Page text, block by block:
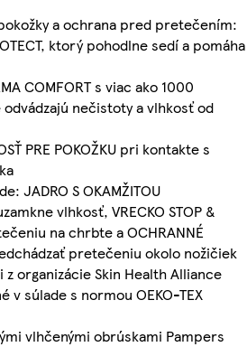
a ochrana pred pretečením:
ktorý pohodlne sedí a pomáha
COMFORT s viac ako 1000
odvádzajú nečistoty a vlhkosť od
PRE POKOŽKU pri kontakte s
JADRO S OKAMŽITOU
vlhkosť, VRECKO STOP &
na chrbte a OCHRANNÉ
pretečeniu okolo nožičiek
organizácie Skin Health Alliance
v súlade s normou OEKO-TEX
vlhčenými obrúskami Pampers